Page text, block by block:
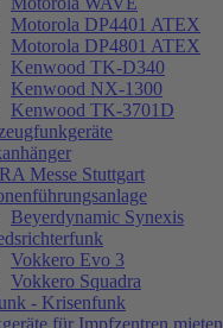
Motorola DP4401 ATEX
Motorola DP4801 ATEX
Kenwood TK-D340
Kenwood NX-1300
Kenwood TK-3701D
Messe Stuttgart
Beyerdynamic Synexis
Vokkero Evo 3
Vokkero Squadra
- Krisenfunk
für Impfzentren mieten